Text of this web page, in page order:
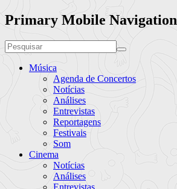
Primary Mobile Navigation
Música
Agenda de Concertos
Notícias
Análises
Entrevistas
Reportagens
Festivais
Som
Cinema
Notícias
Análises
Entrevistas